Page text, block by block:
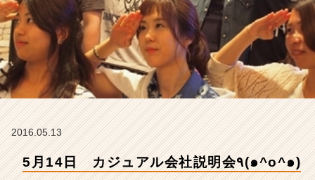
ア
イ
ン
テ
テ
タ
イ
2016.05.13
5月14日 カジュアル会社説明会٩(๑^o^๑)